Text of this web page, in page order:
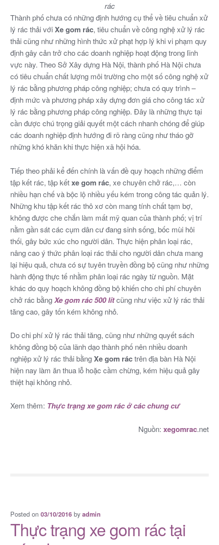
rác
Thành phố chưa có những định hướng cụ thể về tiêu chuẩn xử
lý rác thải vớiXe gom rác, tiêu chuẩn về công nghệ xử lý rác
thải cũng như những hình thức xử phạt hợp lý khi vi phạm quy
định gây cản trở cho các doanh nghiệp hoạt động trong lĩnh
vực này. Theo Sở Xây dựng Hà Nội, thành phố Hà Nội chưa
có tiêu chuẩn chất lượng môi trường cho một số công nghệ xử
lý rác bằng phương pháp công nghiệp; chưa có quy trình –
định mức và phương pháp xây dựng đơn giá cho công tác xử
lý rác bằng phương pháp công nghiệp. Đây là những thực tại
cần được chú trọng giải quyết một cách nhanh chóng để giúp
các doanh nghiệp định hướng đi rõ ràng cũng như tháo gỡ
những khó khăn khi thực hiện xã hội hóa.
Tiếp theo phải kể đến chính là vấn đề quy hoạch những điểm
tập kết rác, tập kếtxe gom rác, xe chuyên chở rác,… còn
nhiều hạn chế và bộc lộ nhiều yếu kém trong công tác quản lý.
Những khu tập kết rác thô xơ còn mang tính chất tạm bợ,
không được che chắn làm mất mỹ quan của thành phố; vị trí
nằm gần sát các cụm dân cư đang sinh sống, bốc mùi hôi
thối, gây bức xúc cho người dân. Thực hiện phân loại rác,
nâng cao ý thức phân loại rác thải cho người dân chưa mang
lại hiệu quả, chưa có sự tuyên truyền đồng bộ cũng như những
hành động thực tế nhằm phân loại rác ngày từ nguồn. Mặt
khác do quy hoạch không đồng bộ khiến cho chi phí chuyên
chở rác bằngXe gom rác 500 lítcũng như việc xử lý rác thải
tăng cao, gây tốn kém không nhỏ.
Do chi phí xử lý rác thải tăng, cũng như những quyết sách
không đồng bộ của lãnh dạo thành phố nên nhiều doanh
nghiệp xử lý rác thải bằngXe gom ráctrên địa bàn Hà Nội
hiện nay làm ăn thua lỗ hoặc cầm chừng, kém hiệu quả gây
thiệt hại không nhỏ.
Xem thêm: Thực trạng xe gom rác ở các chung cư
Nguồn:xegomrac.net
Posted on 03/10/2016by admin
Thực trạng xe gom rác tại